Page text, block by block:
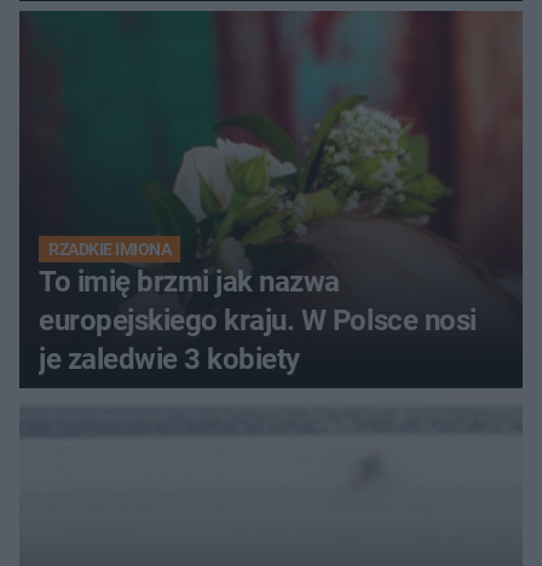
RZADKIE IMIONA
To imię brzmi jak nazwa
europejskiego kraju. W Polsce nosi
je zaledwie 3 kobiety